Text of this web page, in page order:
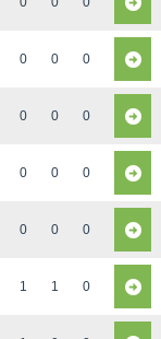
0 0 0
0 0 0
0 0 0
0 0 0
1 1 0